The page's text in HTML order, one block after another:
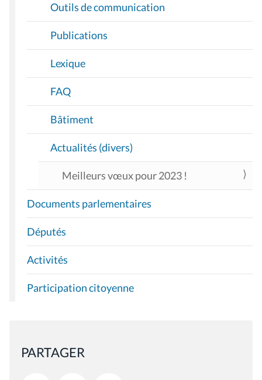
Outils de communication
Publications
Lexique
FAQ
Bâtiment
Actualités (divers)
Meilleurs vœux pour 2023 !
Documents parlementaires
Députés
Activités
Participation citoyenne
PARTAGER